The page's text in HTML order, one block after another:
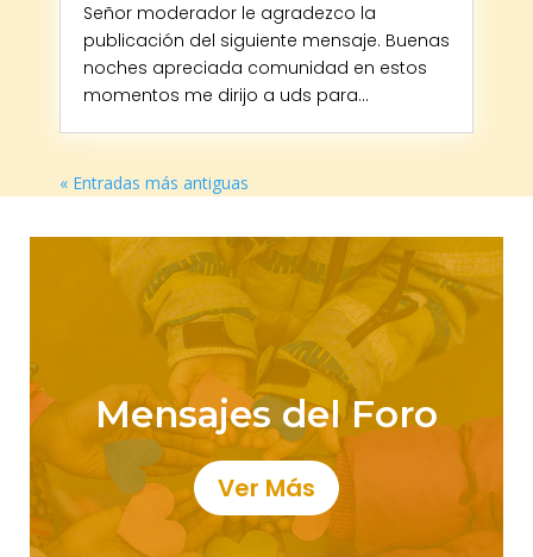
Señor moderador le agradezco la
publicación del siguiente mensaje. Buenas
noches apreciada comunidad en estos
momentos me dirijo a uds para...
« Entradas más antiguas
Mensajes del Foro
Ver Más